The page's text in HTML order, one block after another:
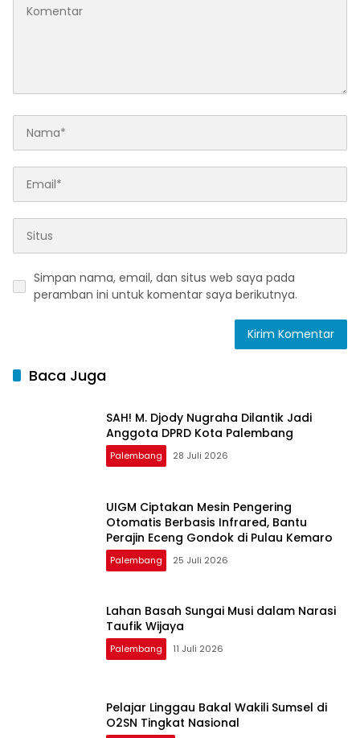
Simpan nama, email, dan situs web saya pada
peramban ini untuk komentar saya berikutnya.
Baca Juga
SAH! M. Djody Nugraha Dilantik Jadi
Anggota DPRD Kota Palembang
Palembang 28 Juli 2026
UIGM Ciptakan Mesin Pengering
Otomatis Berbasis Infrared, Bantu
Perajin Eceng Gondok di Pulau Kemaro
Palembang 25 Juli 2026
Lahan Basah Sungai Musi dalam Narasi
Taufik Wijaya
Palembang 11 Juli 2026
Pelajar Linggau Bakal Wakili Sumsel di
O2SN Tingkat Nasional